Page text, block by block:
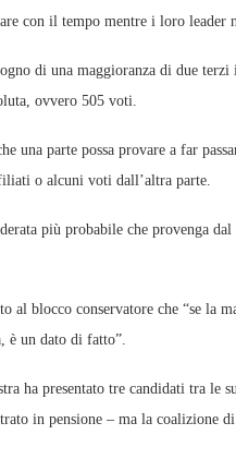
con il tempo mentre i loro leader
di una maggioranza di due
ovvero 505 voti.
una parte possa provare a far
o alcuni voti dall’altra parte.
più probabile che provenga
al blocco conservatore che “se la
è un dato di fatto”.
ha presentato tre candidati tra le
in pensione – ma la coalizione